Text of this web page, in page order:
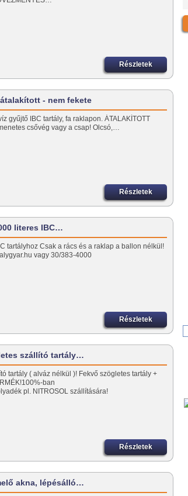
Részletek
- nem fekete
gyűjtő IBC tartály, fa raklapon. ÁTALAKÍTOTT
csővég vagy a csap! Olcsó,…
Részletek
literes IBC…
tartályhoz Csak a rács és a raklap a ballon nélkül!
vagy 30/383-4000
Részletek
szállító tartály…
tartály ( alváz nélkül )! Fekvő szögletes tartály +
ban
pl. NITROSOL szállítására!
Részletek
akna, lépésálló…